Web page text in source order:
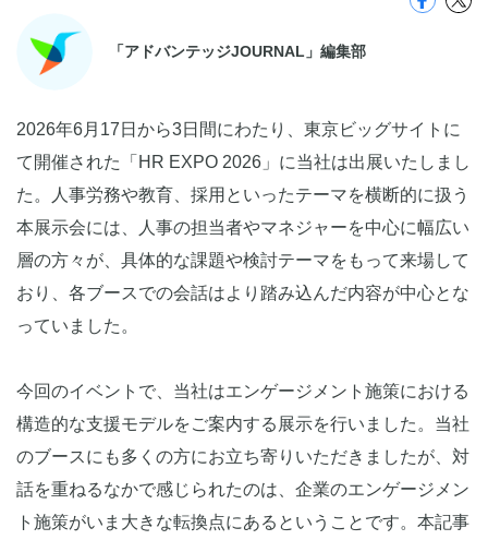
「アドバンテッジJOURNAL」編集部
2026年6月17日から3日間にわたり、東京ビッグサイトに
て開催された「HR EXPO 2026」に当社は出展いたしまし
た。人事労務や教育、採用といったテーマを横断的に扱う
本展示会には、人事の担当者やマネジャーを中心に幅広い
層の方々が、具体的な課題や検討テーマをもって来場して
おり、各ブースでの会話はより踏み込んだ内容が中心とな
っていました。
今回のイベントで、当社はエンゲージメント施策における
構造的な支援モデルをご案内する展示を行いました。当社
のブースにも多くの方にお立ち寄りいただきましたが、対
話を重ねるなかで感じられたのは、企業のエンゲージメン
ト施策がいま大きな転換点にあるということです。本記事